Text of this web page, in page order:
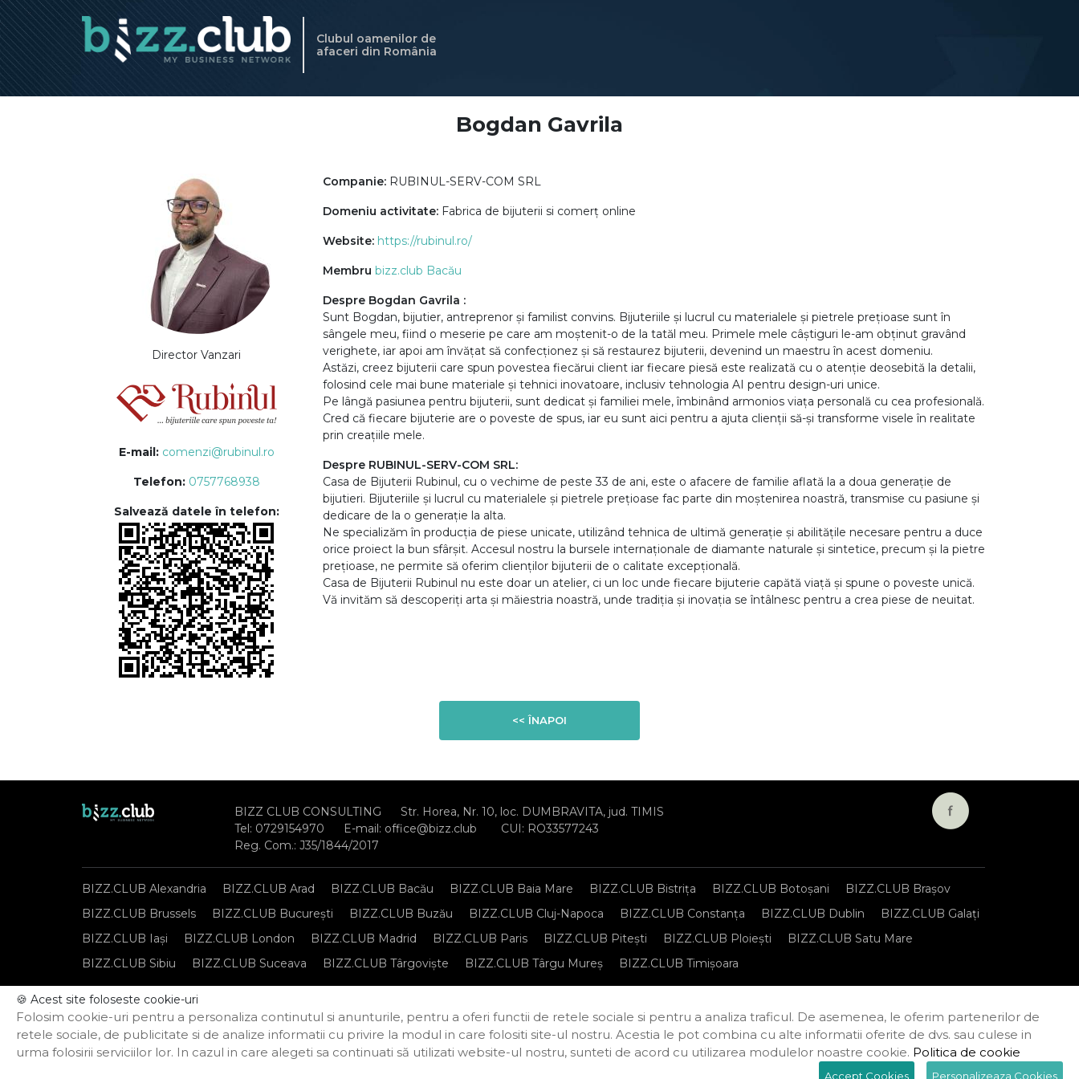
Clubul oamenilor de
afaceri din România
Bogdan Gavrila
Director Vanzari
E-mail: comenzi@rubinul.ro
Telefon: 0757768938
Salvează datele în telefon:
Companie: RUBINUL-SERV-COM SRL
Domeniu activitate: Fabrica de bijuterii si comerț online
Website: https://rubinul.ro/
Membru bizz.club Bacău
Despre Bogdan Gavrila :
Sunt Bogdan, bijutier, antreprenor și familist convins. Bijuteriile și lucrul cu materialele și pietrele prețioase sunt în
sângele meu, fiind o meserie pe care am moștenit-o de la tatăl meu. Primele mele câștiguri le-am obținut gravând
verighete, iar apoi am învățat să confecționez și să restaurez bijuterii, devenind un maestru în acest domeniu.
Astăzi, creez bijuterii care spun povestea fiecărui client iar fiecare piesă este realizată cu o atenție deosebită la detalii,
folosind cele mai bune materiale și tehnici inovatoare, inclusiv tehnologia AI pentru design-uri unice.
Pe lângă pasiunea pentru bijuterii, sunt dedicat și familiei mele, îmbinând armonios viața personală cu cea profesională.
Cred că fiecare bijuterie are o poveste de spus, iar eu sunt aici pentru a ajuta clienții să-și transforme visele în realitate
prin creațiile mele.
Despre RUBINUL-SERV-COM SRL:
Casa de Bijuterii Rubinul, cu o vechime de peste 33 de ani, este o afacere de familie aflată la a doua generație de
bijutieri. Bijuteriile și lucrul cu materialele și pietrele prețioase fac parte din moștenirea noastră, transmise cu pasiune și
dedicare de la o generație la alta.
Ne specializăm în producția de piese unicate, utilizând tehnica de ultimă generație și abilitățile necesare pentru a duce
orice proiect la bun sfârșit. Accesul nostru la bursele internaționale de diamante naturale și sintetice, precum și la pietre
prețioase, ne permite să oferim clienților bijuterii de o calitate excepțională.
Casa de Bijuterii Rubinul nu este doar un atelier, ci un loc unde fiecare bijuterie capătă viață și spune o poveste unică.
Vă invităm să descoperiți arta și măiestria noastră, unde tradiția și inovația se întâlnesc pentru a crea piese de neuitat.
<< ÎNAPOI
BIZZ CLUB CONSULTING
Str. Horea, Nr. 10, loc. DUMBRAVITA, jud. TIMIS
Tel: 0729154970 E-mail: office@bizz.club
CUI: RO33577243
Reg. Com.: J35/1844/2017
BIZZ.CLUB Alexandria BIZZ.CLUB Arad BIZZ.CLUB Bacău BIZZ.CLUB Baia Mare BIZZ.CLUB Bistrița BIZZ.CLUB Botoșani
BIZZ.CLUB Brașov
BIZZ.CLUB Brussels
BIZZ.CLUB București BIZZ.CLUB Buzău BIZZ.CLUB Cluj-Napoca BIZZ.CLUB Constanța BIZZ.CLUB Dublin
BIZZ.CLUB Galați
BIZZ.CLUB Iași
BIZZ.CLUB London BIZZ.CLUB Madrid BIZZ.CLUB Paris BIZZ.CLUB Pitești BIZZ.CLUB Ploiești
BIZZ.CLUB Satu Mare
BIZZ.CLUB Sibiu
BIZZ.CLUB Suceava BIZZ.CLUB Târgoviște BIZZ.CLUB Târgu Mureș BIZZ.CLUB Timișoara
Notă de informare privind prelucrarea datelor personale Regulament de organizare și participare Politica de confidențialitate
Termeni și condiții
Politica privind funcționarea cookie-urilor
🍪 Acest site foloseste cookie-uri
Folosim cookie-uri pentru a personaliza continutul si anunturile, pentru a oferi functii de retele sociale si pentru a analiza traficul. De asemenea, le oferim partenerilor de
retele sociale, de publicitate si de analize informatii cu privire la modul in care folositi site-ul nostru. Acestia le pot combina cu alte informatii oferite de dvs. sau culese in
urma folosirii serviciilor lor. In cazul in care alegeti sa continuati să utilizati website-ul nostru, sunteti de acord cu utilizarea modulelor noastre cookie. Politica de cookie
Accept Cookies Personalizeaza Cookies